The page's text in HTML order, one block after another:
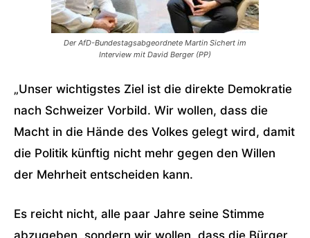
Der AfD-Bundestagsabgeordnete Martin Sichert im
Interview mit David Berger (PP)
„Unser wichtigstes Ziel ist die direkte Demokratie
nach Schweizer Vorbild. Wir wollen, dass die
Macht in die Hände des Volkes gelegt wird, damit
die Politik künftig nicht mehr gegen den Willen
der Mehrheit entscheiden kann.
Es reicht nicht, alle paar Jahre seine Stimme
abzugeben, sondern wir wollen, dass die Bürger